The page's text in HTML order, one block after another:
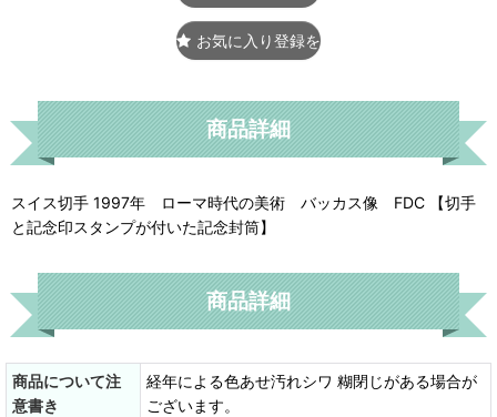
お気に入り登録をする
商品詳細
スイス切手 1997年 ローマ時代の美術 バッカス像 FDC 【切手
と記念印スタンプが付いた記念封筒】
商品詳細
商品について注
意書き
経年による色あせ汚れシワ 糊閉じがある場合が
ございます。